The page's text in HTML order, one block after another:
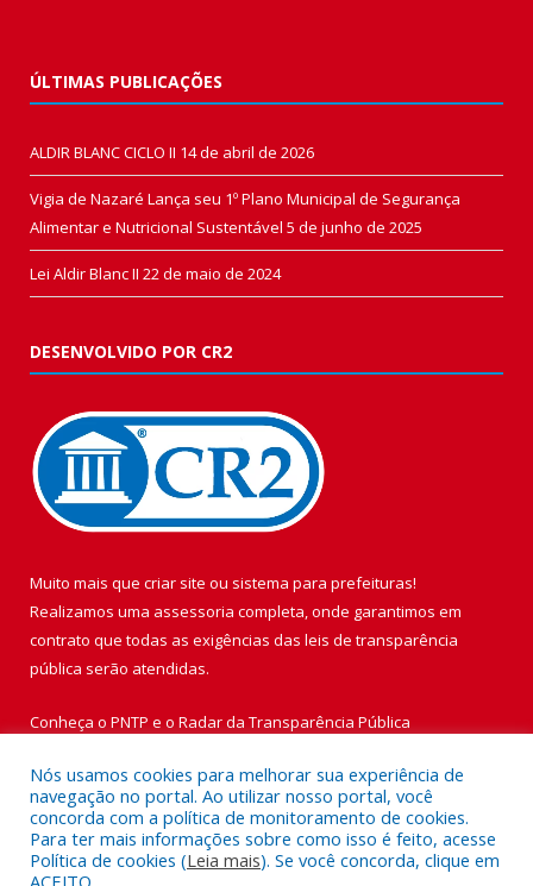
ÚLTIMAS PUBLICAÇÕES
ALDIR BLANC CICLO II 14 de abril de 2026
Vigia de Nazaré Lança seu 1º Plano Municipal de Segurança
Alimentar e Nutricional Sustentável 5 de junho de 2025
Lei Aldir Blanc II 22 de maio de 2024
DESENVOLVIDO POR CR2
Muito mais que criar site ou sistema para prefeituras!
Realizamos uma assessoria completa, onde garantimos em
contrato que todas as exigências das leis de transparência
pública serão atendidas.
Conheça o PNTP e o Radar da Transparência Pública
Todos os direitos reservados a Prefeitura Municipal de Vigia de
Nazaré.
Nós usamos cookies para melhorar sua experiência de
navegação no portal. Ao utilizar nosso portal, você
concorda com a política de monitoramento de cookies.
Para ter mais informações sobre como isso é feito, acesse
Política de cookies (Leia mais). Se você concorda, clique em
ACEITO.